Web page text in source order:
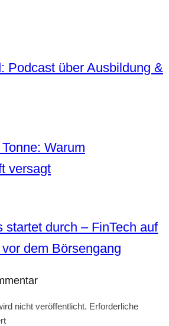
Podcast über Ausbildung &
Warum
versagt
startet durch – FinTech auf
dem Börsengang
nicht veröffentlicht. Erforderliche